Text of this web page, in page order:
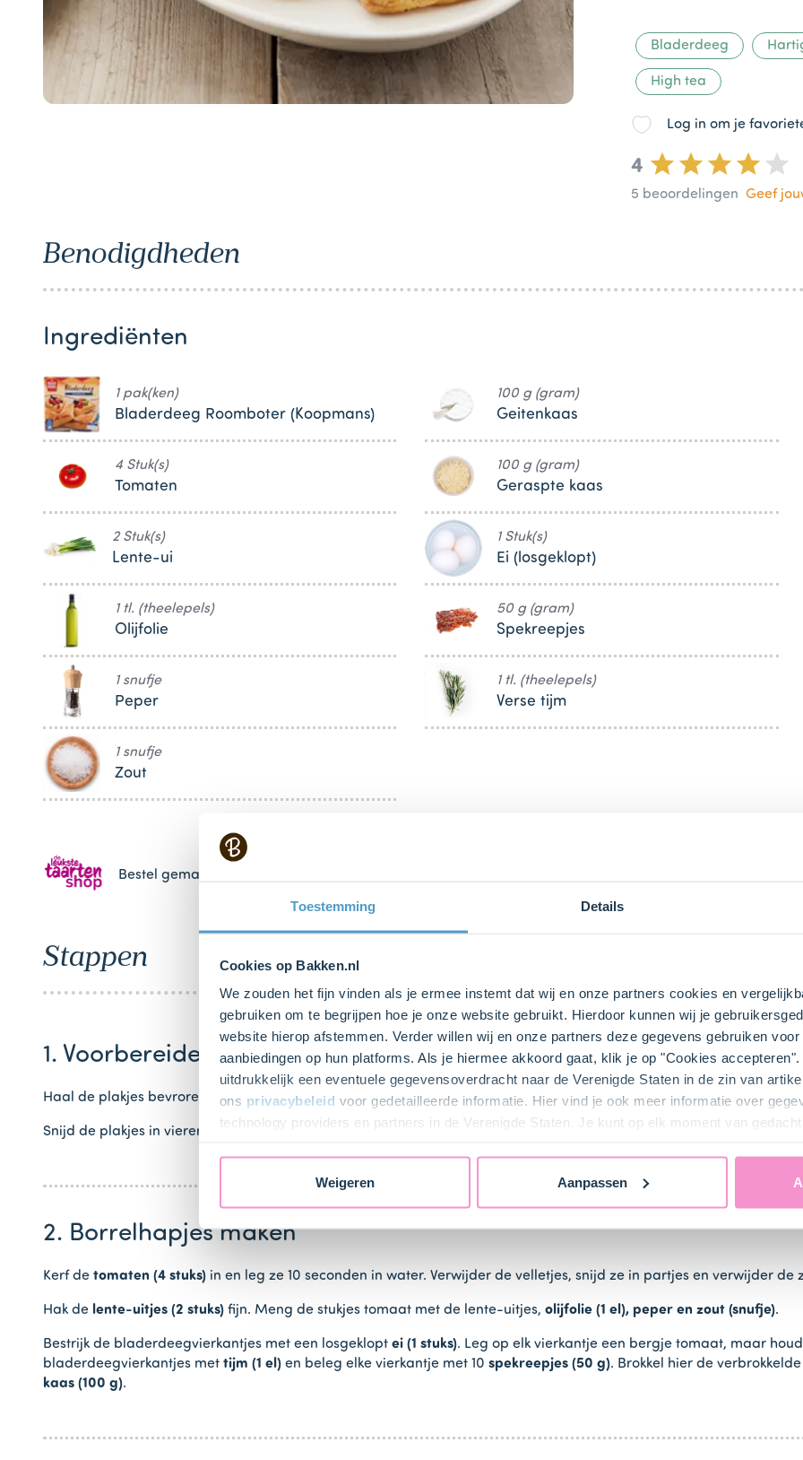
Toestemming Details
Cookies op Bakken.nl
We zouden het fijn vinden als je ermee instemt dat wij en onze partners cookies en
gebruiken om te begrijpen hoe je onze website gebruikt. Hierdoor kunnen wij je
website hierop afstemmen. Verder willen wij en onze partners deze gegevens gebruiken
aanbiedingen op hun platforms. Als je hiermee akkoord gaat, klik je op "Cookies
uitdrukkelijk een eventuele gegevensoverdracht naar de Verenigde Staten in de zin van
ons privacybeleid voor gedetailleerde informatie. Hier vind je ook meer informatie over
technology providers en partners in de Verenigde Staten. Je kunt op elk moment van
Weigeren Aanpassen
Bladerdeeg
High tea
Log in om je
4
5 beoordelingen Geef
Benodigdheden
Ingrediënten
1 pak(ken)
Bladerdeeg Roomboter (Koopmans)
4 Stuk(s)
Tomaten
2 Stuk(s)
Lente-ui
1 tl. (theelepels)
Olijfolie
1 snufje
Peper
1 snufje
Zout
100 g (gram)
Geitenkaas
100 g (gram)
Geraspte kaas
1 Stuk(s)
Ei (losgeklopt)
50 g (gram)
Spekreepjes
1 tl. (theelepels)
Verse tijm
Bestel gemakkelijk en snel je bakproducten bij ons zusje
Stappen
1. Voorbereiden
Haal de plakjes bevroren bladerdeeg (1 pak) van elkaar en verwijder de folie. Laat de deegplakjes 5 tot 10 minuten
Snijd de plakjes in vieren en leg ze op een met bakpapier beklede bakplaat. Verwarm de oven voor (elektrisch 200°C
2. Borrelhapjes maken
Kerf de tomaten (4 stuks) in en leg ze 10 seconden in water. Verwijder de velletjes, snijd ze in partjes en verwijder de
Hak de lente-uitjes (2 stuks) fijn. Meng de stukjes tomaat met de lente-uitjes, olijfolie (1 el), peper en zout (snufje).
Bestrijk de bladerdeegvierkantjes met een losgeklopt ei (1 stuks). Leg op elk vierkantje een bergje tomaat, maar
bladerdeegvierkantjes met tijm (1 el) en beleg elke vierkantje met 10 spekreepjes (50 g). Brokkel hier de
kaas (100 g).